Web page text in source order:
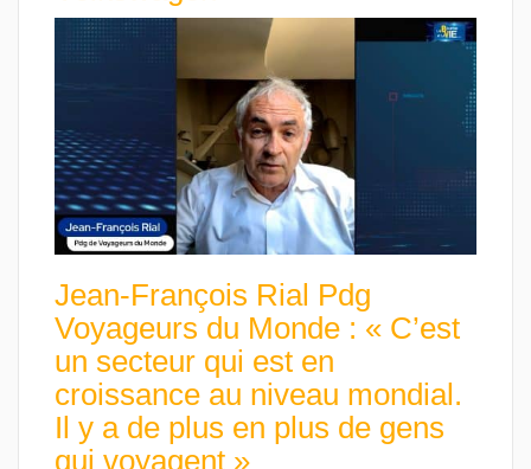
Jean-François Rial Pdg
Voyageurs du Monde : « C’est
un secteur qui est en
croissance au niveau mondial.
Il y a de plus en plus de gens
qui voyagent »